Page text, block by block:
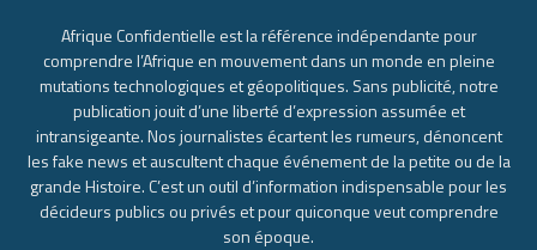
Afrique Confidentielle est la référence indépendante pour
comprendre l’Afrique en mouvement dans un monde en pleine
mutations technologiques et géopolitiques. Sans publicité, notre
publication jouit d’une liberté d’expression assumée et
intransigeante. Nos journalistes écartent les rumeurs, dénoncent
les fake news et auscultent chaque événement de la petite ou de la
grande Histoire. C’est un outil d’information indispensable pour les
décideurs publics ou privés et pour quiconque veut comprendre
son époque.